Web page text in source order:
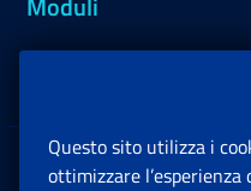
Sedi e Contatti
Questo sito utilizza i
ottimizzare l’esperienza